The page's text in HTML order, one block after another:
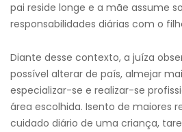
pai reside longe e a mãe assume
responsabilidades diárias com o
Diante desse contexto, a juíza
possível alterar de país, almejar
especializar-se e realizar-se
área escolhida. Isento de maiores
cuidado diário de uma criança,